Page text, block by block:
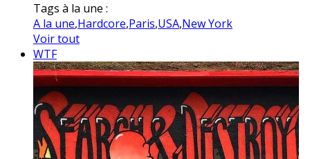
Tags à la une :
A la une,Hardcore,Paris,USA,New York
Voir tout
WTF